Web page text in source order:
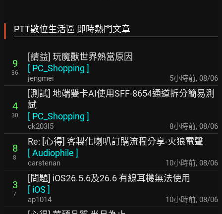
PTT數位生活區 即時熱門文章
9
36
[請益] 玩魔獸世界熱當原因
[ PC_Shopping ]
jengmei 5小時前, 08/06
4
30
[測試] 地端雙卡AI使用SFF-8654通道拆分簡易測
試
[ PC_Shopping ]
ck203l5 8小時前, 08/06
8
8
Re: [心得] 客製化喇叭訂購流程分享-火狼電聲
[Audiophile ]
carstenan 10小時前, 08/06
3
7
[問題] iOS26.5.6及26.6 有線耳機無法使用
[ iOS ]
ap1014 10小時前, 08/06